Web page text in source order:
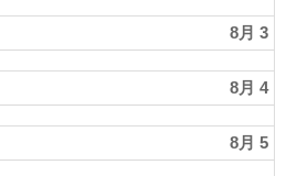
8月 3
8月 4
8月 5